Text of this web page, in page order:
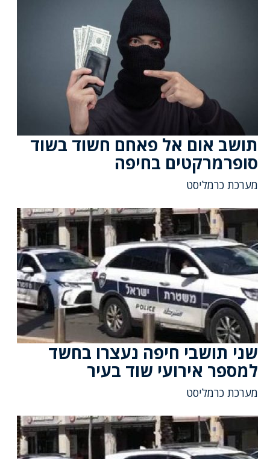
תושב אום אל פאחם חשוד בשוד
סופרמרקטים בחיפה
מערכת כרמליסט
שני תושבי חיפה נעצרו בחשד
למספר אירועי שוד בעיר
מערכת כרמליסט